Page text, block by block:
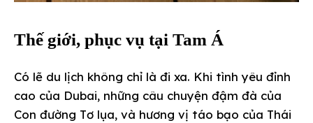
Thế giới, phục vụ tại Tam Á
Có lẽ du lịch không chỉ là đi xa. Khi tình yêu đỉnh
cao của Dubai, những câu chuyện đậm đà của
Con đường Tơ lụa, và hương vị táo bạo của Thái